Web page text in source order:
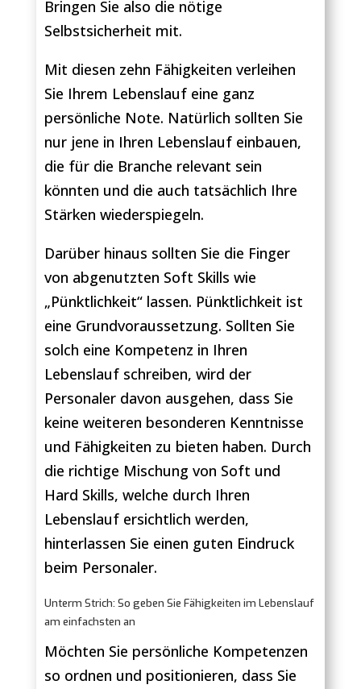
Bringen Sie also die nötige
Selbstsicherheit mit.
Mit diesen zehn Fähigkeiten verleihen
Sie Ihrem Lebenslauf eine ganz
persönliche Note. Natürlich sollten Sie
nur jene in Ihren Lebenslauf einbauen,
die für die Branche relevant sein
könnten und die auch tatsächlich Ihre
Stärken wiederspiegeln.
Darüber hinaus sollten Sie die Finger
von abgenutzten Soft Skills wie
„Pünktlichkeit“ lassen. Pünktlichkeit ist
eine Grundvoraussetzung. Sollten Sie
solch eine Kompetenz in Ihren
Lebenslauf schreiben, wird der
Personaler davon ausgehen, dass Sie
keine weiteren besonderen Kenntnisse
und Fähigkeiten zu bieten haben. Durch
die richtige Mischung von Soft und
Hard Skills, welche durch Ihren
Lebenslauf ersichtlich werden,
hinterlassen Sie einen guten Eindruck
beim Personaler.
Unterm Strich: So geben Sie Fähigkeiten im Lebenslauf
am einfachsten an
Möchten Sie persönliche Kompetenzen
so ordnen und positionieren, dass Sie